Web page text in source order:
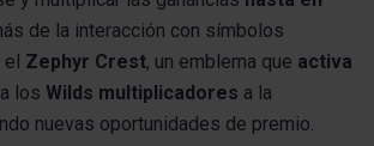
de la interacción con símbolos
el Zephyr Crest, un emblema que activa
los Wilds multiplicadores a la
nuevas oportunidades de premio.